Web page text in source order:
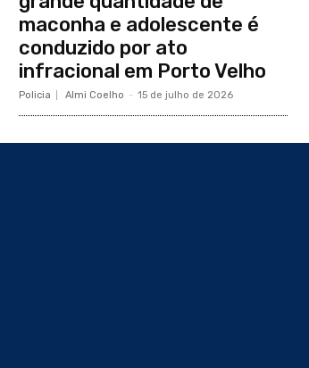
maconha e adolescente é
conduzido por ato
infracional em Porto Velho
Policia Almi Coelho - 15 de julho de 2026